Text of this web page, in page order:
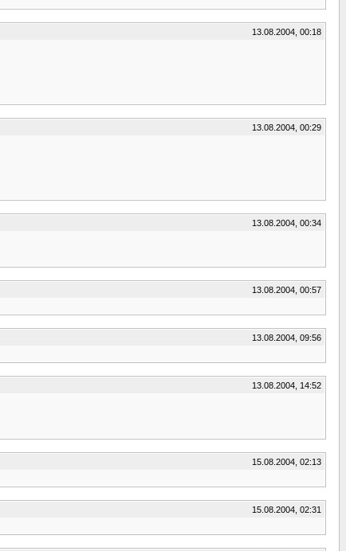
13.08.2004, 00:18
13.08.2004, 00:29
13.08.2004, 00:34
13.08.2004, 00:57
13.08.2004, 09:56
13.08.2004, 14:52
15.08.2004, 02:13
15.08.2004, 02:31